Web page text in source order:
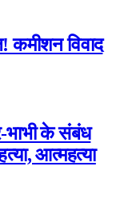
विवाद
भाभी के संबंध
आत्महत्या